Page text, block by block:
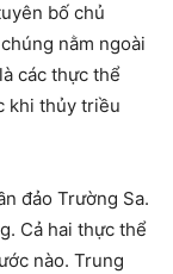
bố chủ
nằm ngoài
các thực thể
khi thủy triều
đảo Trường Sa.
Cả hai thực thể
nào. Trung